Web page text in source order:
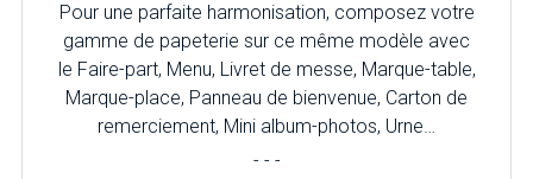
Pour une parfaite harmonisation, composez votre
gamme de papeterie sur ce même modèle avec
le Faire-part, Menu, Livret de messe, Marque-table,
Marque-place, Panneau de bienvenue, Carton de
remerciement, Mini album-photos, Urne…
- - -